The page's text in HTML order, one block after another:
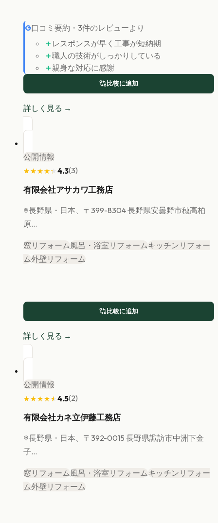
G口コミ要約 ・ 3件のレビューより
＋ レスポンスが早く工事が短納期
＋職人の技術がしっかりしている
＋ 親身な対応に感謝
比較に追加
詳しく見る →
公開情報
★★★★★
★★★★★ 4.3(3)
有限会社アサカワ工務店
長野県 ・日本、〒399-8304 長野県安曇野市穂高柏
原...
窓リフォーム風呂・浴室リフォームキッチンリフォー
ム外壁リフォーム
比較に追加
詳しく見る →
公開情報
★★★★★
★★★★★ 4.5(2)
有限会社カネ立伊藤工務店
長野県 ・日本、〒392-0015 長野県諏訪市中洲下金
子...
窓リフォーム風呂・浴室リフォームキッチンリフォー
ム外壁リフォーム